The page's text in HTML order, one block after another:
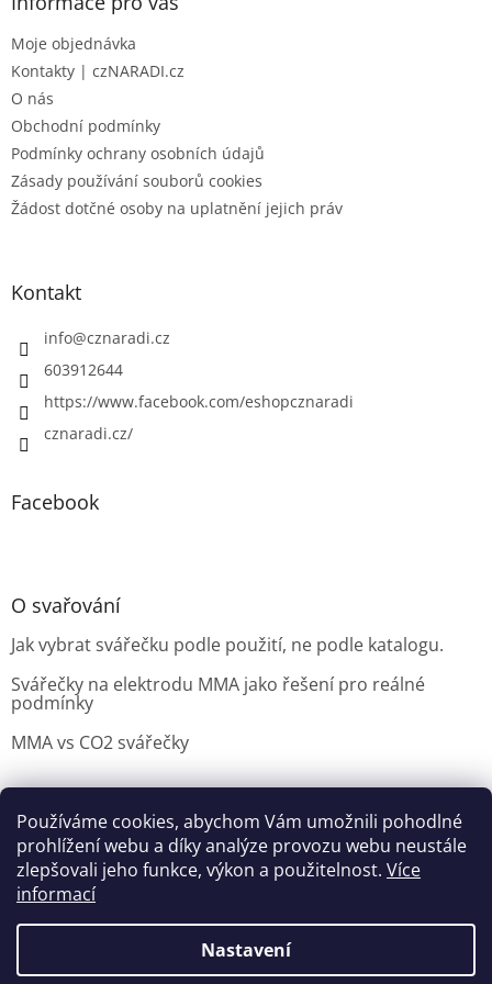
Používáme cookies, abychom Vám umožnili pohodlné
prohlížení webu a díky analýze provozu webu neustále
zlepšovali jeho funkce, výkon a použitelnost. Více
informací
Nastavení
Moje objednávka
Kontakty | czNARADI.cz
O nás
Obchodní podmínky
Podmínky ochrany osobních údajů
Zásady používání souborů cookies
Žádost dotčné osoby na uplatnění jejich práv
Kontakt
info@cznaradi.cz
603912644
https://www.facebook.com/eshopcznaradi
cznaradi.cz/
Facebook
O svařování
Jak vybrat svářečku podle použití, ne podle katalogu.
Svářečky na elektrodu MMA jako řešení pro reálné
podmínky
MMA vs CO2 svářečky
Možnosti doručení Nakupovani Možností platby
Výběr svářečky
Vytvořil Shoptet